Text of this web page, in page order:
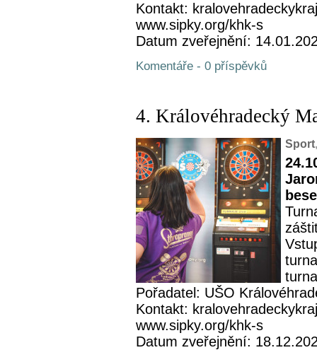
Kontakt:
www.sipky.org/khk-s
Datum zveřejnění:
Komentáře - 0 příspěvků
4. Královéhradecký
Sport
Pořadatel: UŠO
Kontakt:
www.sipky.org/khk-s
Datum zveřejnění: